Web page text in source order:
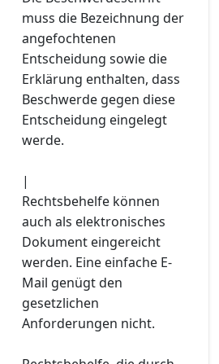
muss die Bezeichnung der
angefochtenen
Entscheidung sowie die
Erklärung enthalten, dass
Beschwerde gegen diese
Entscheidung eingelegt
werde.
|
Rechtsbehelfe können
auch als elektronisches
Dokument eingereicht
werden. Eine einfache E-
Mail genügt den
gesetzlichen
Anforderungen nicht.